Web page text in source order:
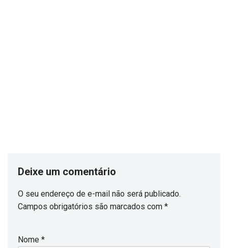
Deixe um comentário
O seu endereço de e-mail não será publicado.
Campos obrigatórios são marcados com *
Nome *